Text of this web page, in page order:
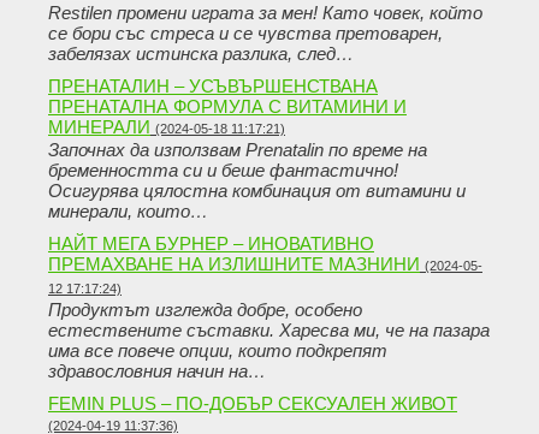
Restilen промени играта за мен! Като човек, който
се бори със стреса и се чувства претоварен,
забелязах истинска разлика, след…
ПРЕНАТАЛИН – УСЪВЪРШЕНСТВАНА
ПРЕНАТАЛНА ФОРМУЛА С ВИТАМИНИ И
МИНЕРАЛИ (2024-05-18 11:17:21)
Започнах да използвам Prenatalin по време на
бременността си и беше фантастично!
Осигурява цялостна комбинация от витамини и
минерали, които…
НАЙТ МЕГА БУРНЕР – ИНОВАТИВНО
ПРЕМАХВАНЕ НА ИЗЛИШНИТЕ МАЗНИНИ (2024-05-
12 17:17:24)
Продуктът изглежда добре, особено
естествените съставки. Харесва ми, че на пазара
има все повече опции, които подкрепят
здравословния начин на…
FEMIN PLUS – ПО-ДОБЪР СЕКСУАЛЕН ЖИВОТ
(2024-04-19 11:37:36)